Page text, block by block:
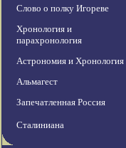
Слово о полку Игореве
Хронология и
парахронология
Астрономия и Хронология
Альмагест
Запечатленная Россия
Сталиниана